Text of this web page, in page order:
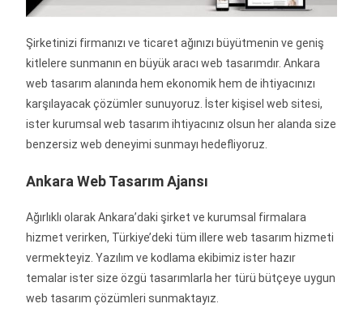
Şirketinizi firmanızı ve ticaret ağınızı büyütmenin ve geniş
kitlelere sunmanın en büyük aracı web tasarımdır. Ankara
web tasarım alanında hem ekonomik hem de ihtiyacınızı
karşılayacak çözümler sunuyoruz. İster kişisel web sitesi,
ister kurumsal web tasarım ihtiyacınız olsun her alanda size
benzersiz web deneyimi sunmayı hedefliyoruz.
Ankara Web Tasarım Ajansı
Ağırlıklı olarak Ankara’daki şirket ve kurumsal firmalara
hizmet verirken, Türkiye’deki tüm illere web tasarım hizmeti
vermekteyiz. Yazılım ve kodlama ekibimiz ister hazır
temalar ister size özgü tasarımlarla her türü bütçeye uygun
web tasarım çözümleri sunmaktayız.